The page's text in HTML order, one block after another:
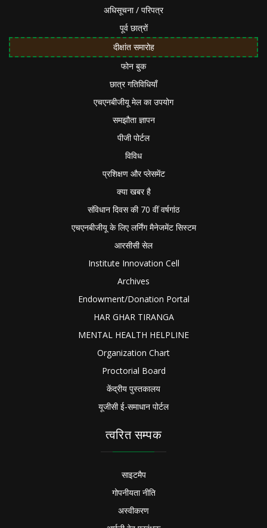
अधिसूचना / परिपत्र
पूर्व छात्रों
दीक्षांत समारोह
फोन बुक
छात्र गतिविधियाँ
एचएनबीजीयू मेल का उपयोग
समझौता ज्ञापन
पीजी पोर्टल
विविध
प्रशिक्षण और प्लेसमेंट
क्या खबर है
संविधान दिवस की 70 वीं वर्षगांठ
एचएनबीजीयू के लिए लर्निंग मैनेजमेंट सिस्टम
आरसीसी सेल
Institute Innovation Cell
Archives
Endowment/Donation Portal
HAR GHAR TIRANGA
MENTAL HEALTH HELPLINE
Organization Chart
Proctorial Board
केंद्रीय पुस्तकालय
यूजीसी ई-समाधान पोर्टल
त्वरित सम्पक
साइटमैप
गोपनीयता नीति
अस्वीकरण